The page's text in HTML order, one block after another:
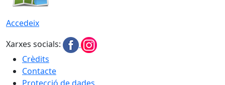
Accedeix
Xarxes socials:
Crèdits
Contacte